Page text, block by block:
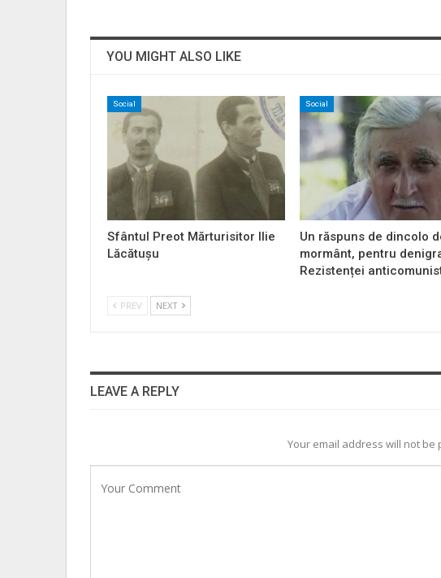
YOU MIGHT ALSO LIKE
Social
Sfântul Preot Mărturisitor Ilie
Lăcătușu
Social
Un răspuns de dincolo
mormânt, pentru
Rezistenței
PREV NEXT
LEAVE A REPLY
Your email address will not be